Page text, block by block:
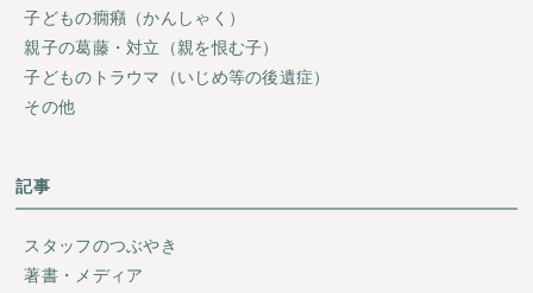
子どもの癇癪（かんしゃく）
親子の葛藤・対立（親を恨む子）
子どものトラウマ（いじめ等の後遺症）
その他
記事
スタッフのつぶやき
著書・メディア